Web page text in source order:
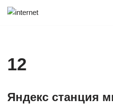
12
Яндекс станция